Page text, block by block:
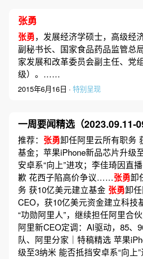
张勇
张勇，发展经济学硕士，高级经
副秘书长、国家食品药品监管总
家发展和改革委员会副主任、党
级）。……
2015年6月16日 · 特别呈现
一周要闻精选（2023.09.11-
推荐： 张勇卸任阿里云所有职务
基金；苹果iPhone新品芯片升级
安卓系“向上”进攻；李佳琦因直
歉 花西子陷高价争议……张勇卸
务 获10亿美元建立基金 张勇卸
CEO，获10亿美元资金建立科技
“功勋阿里人”，继续担任阿里合
阿里新CEO定调：AI驱动，85、
队、阿里分家｜特稿精选 苹果
级至3纳米 能否抵挡安卓系“向